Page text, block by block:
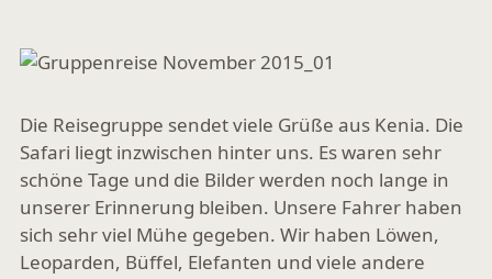
Die Reisegruppe sendet viele Grüße aus Kenia. Die
Safari liegt inzwischen hinter uns. Es waren sehr
schöne Tage und die Bilder werden noch lange in
unserer Erinnerung bleiben. Unsere Fahrer haben
sich sehr viel Mühe gegeben. Wir haben Löwen,
Leoparden, Büffel, Elefanten und viele andere